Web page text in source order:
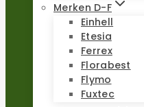
Merken D-F
Einhell
Etesia
Ferrex
Florabest
Flymo
Fuxtec